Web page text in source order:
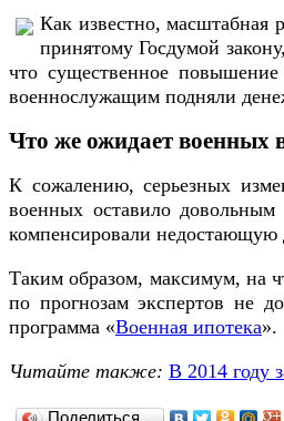
Как известно, масштабная
принятому Госдумой
что существенное
военнослужащим подняли
Что же ожидает военных
К сожалению, серьезных
военных оставило
компенсировали недостающую
Таким образом, максимум, на
по прогнозам экспертов не
программа «Военная ипотека».
Читайте также: В 2014 году
Поделиться…